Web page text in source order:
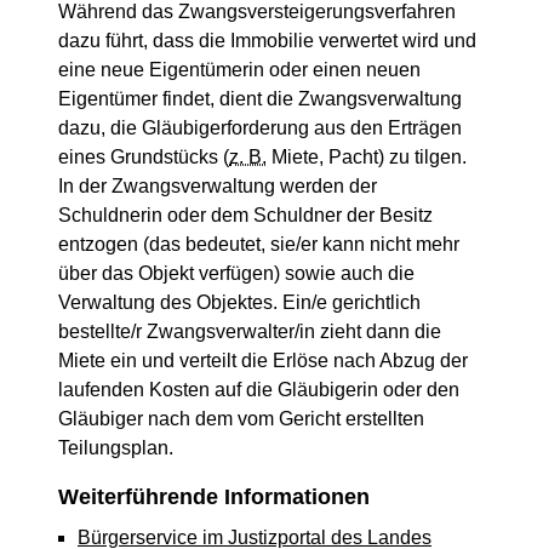
Während das Zwangsversteigerungsverfahren
dazu führt, dass die Immobilie verwertet wird und
eine neue Eigentümerin oder einen neuen
Eigentümer findet, dient die Zwangsverwaltung
dazu, die Gläubigerforderung aus den Erträgen
eines Grundstücks (z. B. Miete, Pacht) zu tilgen.
In der Zwangsverwaltung werden der
Schuldnerin oder dem Schuldner der Besitz
entzogen (das bedeutet, sie/er kann nicht mehr
über das Objekt verfügen) sowie auch die
Verwaltung des Objektes. Ein/e gerichtlich
bestellte/r Zwangsverwalter/in zieht dann die
Miete ein und verteilt die Erlöse nach Abzug der
laufenden Kosten auf die Gläubigerin oder den
Gläubiger nach dem vom Gericht erstellten
Teilungsplan.
Weiterführende Informationen
Bürgerservice im Justizportal des Landes